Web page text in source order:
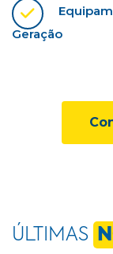
Geração
ÚLTIMAS